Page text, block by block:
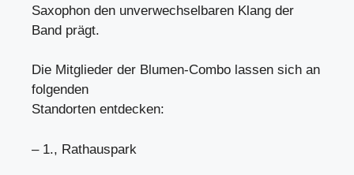
Saxophon den unverwechselbaren Klang der
Band prägt.
Die Mitglieder der Blumen-Combo lassen sich an
folgenden
Standorten entdecken:
– 1., Rathauspark